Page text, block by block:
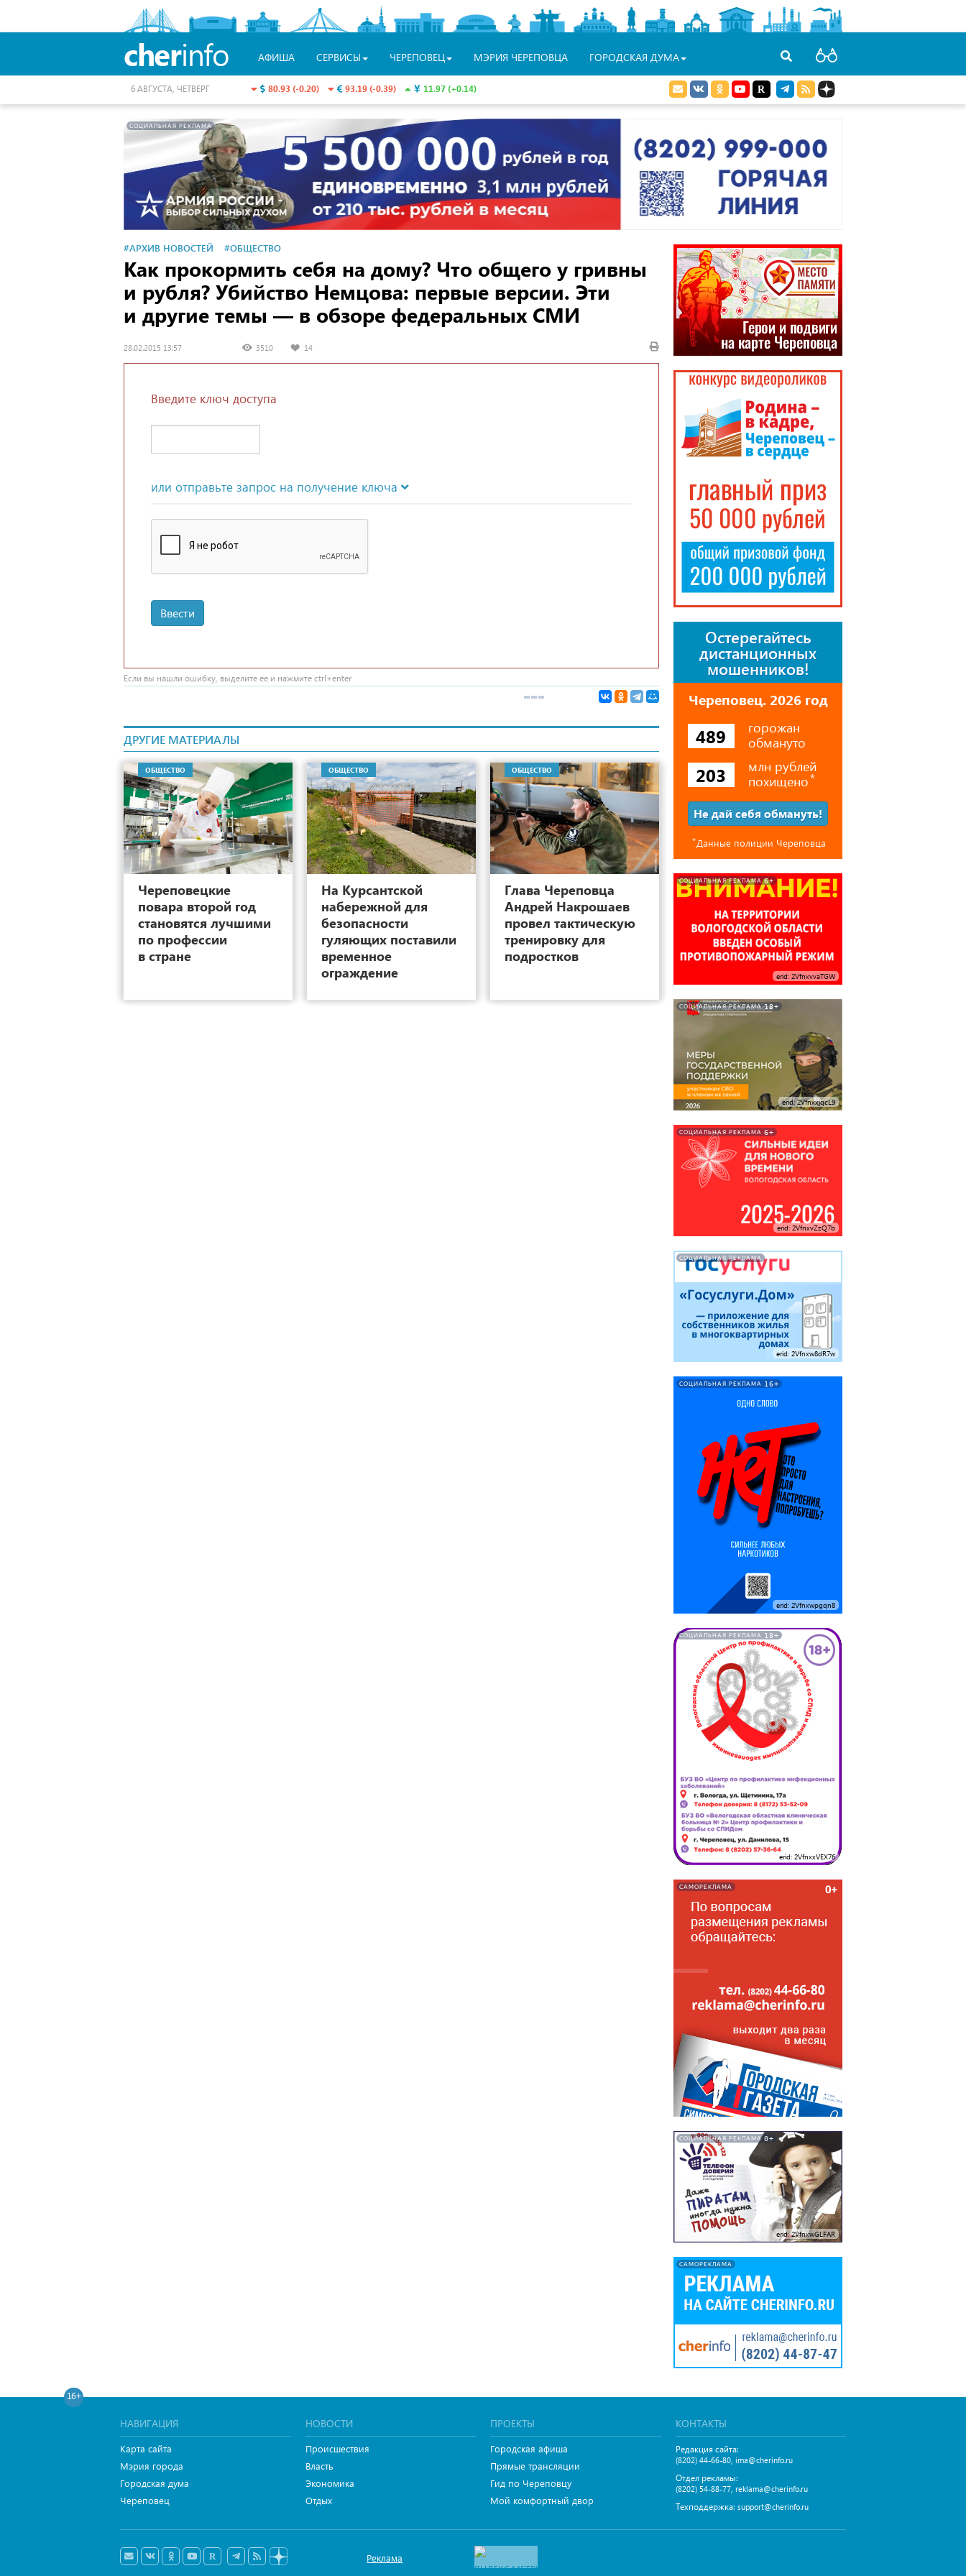
cherinfo АФИША СЕРВИСЫ ЧЕРЕПОВЕЦ МЭРИЯ ЧЕРЕПОВЦА ГОРОДСКАЯ ДУМА
80.93 (-0.20) 93.19 (-0.39) 11.97 (+0.14)
6 АВГУСТА, ЧЕТВЕРГ
СОЦИАЛЬНАЯ РЕКЛАМА
#АРХИВ НОВОСТЕЙ #ОБЩЕСТВО
Как прокормить себя на дому? Что общего у гривны
и рубля? Убийство Немцова: первые версии. Эти
и другие темы — в обзоре федеральных СМИ
28.02.2015 13:57 3510 14
Введите ключ доступа
или отправьте запрос на получение ключа
Ввести
Если вы нашли ошибку, выделите ее и нажмите ctrl+enter
ДРУГИЕ МАТЕРИАЛЫ
ОБЩЕСТВО
16
Череповецкие
повара второй год
становятся лучшими
по профессии
в стране
ОБЩЕСТВО
На Курсантской
набережной для
безопасности
гуляющих поставили
временное
ограждение
ОБЩЕСТВО
9
Глава Череповца
Андрей Накрошаев
провел тактическую
тренировку для
подростков
Остерегайтесь
дистанционных
мошенников!
Череповец. 2026 год
489
горожан
обмануто
203
млн рублей
похищено⃰
Не дай себя обмануть!
⃰Данные полиции Череповца
СОЦИАЛЬНАЯ РЕКЛАМА 6+
erid: 2VfnxvvaTGW
СОЦИАЛЬНАЯ РЕКЛАМА 18+
erid: 2VfnxxjqcL9
СОЦИАЛЬНАЯ РЕКЛАМА 6+
erid: 2VfnxvZzQ7b
СОЦИАЛЬНАЯ РЕКЛАМА
erid: 2Vfnxw8dR7w
СОЦИАЛЬНАЯ РЕКЛАМА 16+
erid: 2Vfnxwpgqn8
СОЦИАЛЬНАЯ РЕКЛАМА 18+
erid: 2VfnxxVEX76
САМОРЕКЛАМА
СОЦИАЛЬНАЯ РЕКЛАМА 0+
erid: 2VfnxwGLFAR
САМОРЕКЛАМА
16+
НАВИГАЦИЯ
Карта сайта
Мэрия города
Городская дума
Череповец
НОВОСТИ
Происшествия
Власть
Экономика
Отдых
ПРОЕКТЫ
Городская афиша
Прямые трансляции
Гид по Череповцу
Мой комфортный двор
КОНТАКТЫ
Редакция сайта:
(8202) 44-66-80, ima@cherinfo.ru
Отдел рекламы:
(8202) 54-88-77, reklama@cherinfo.ru
Техподдержка: support@cherinfo.ru
Реклама